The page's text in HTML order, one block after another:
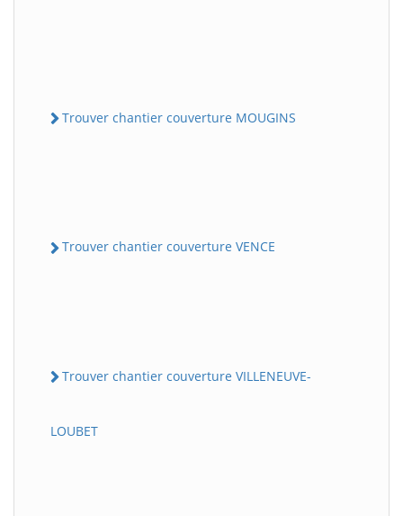
Trouver chantier couverture MOUGINS
Trouver chantier couverture VENCE
Trouver chantier couverture VILLENEUVE-
LOUBET